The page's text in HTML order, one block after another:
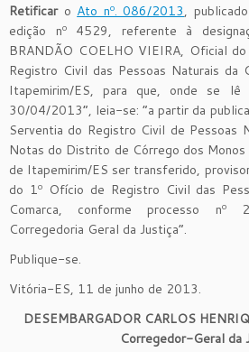
Retificaro Ato nº. 086/2013,
edição nº 4529, referente à
BRANDÃO COELHO VIEIRA, Oficial
Registro Civil das Pessoas Naturais da
Itapemirim/ES, para que, onde se
30/04/2013”, leia-se: “a partir da
Serventia do Registro Civil de Pessoas
Notas do Distrito de Córrego dos Monos
de Itapemirim/ES ser transferido,
do 1º Ofício de Registro Civil das
Comarca, conforme processo nº
Corregedoria Geral da Justiça”.
Publique-se.
Vitória-ES, 11 de junho de 2013.
DESEMBARGADOR CARLOS
Corregedor-Geral da